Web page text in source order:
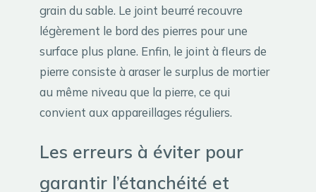
grain du sable. Le joint beurré recouvre
légèrement le bord des pierres pour une
surface plus plane. Enfin, le joint à fleurs de
pierre consiste à araser le surplus de mortier
au même niveau que la pierre, ce qui
convient aux appareillages réguliers.
Les erreurs à éviter pour
garantir l’étanchéité et